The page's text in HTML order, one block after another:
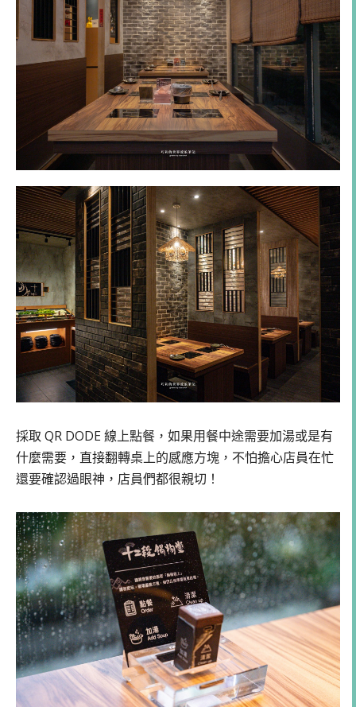
採取 QR DODE 線上點餐，如果用餐中途需要加湯或是有
什麼需要，直接翻轉桌上的感應方塊，不怕擔心店員在忙
還要確認過眼神，店員們都很親切！